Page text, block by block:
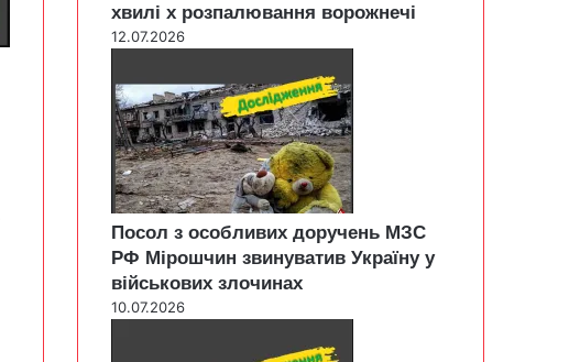
хвилі х розпалювання ворожнечі
12.07.2026
Посол з особливих доручень МЗС
РФ Мірошчин звинуватив Україну у
військових злочинах
10.07.2026